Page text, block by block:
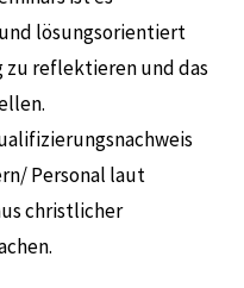
lösungsorientiert
reflektieren und das
Personal laut
christlicher